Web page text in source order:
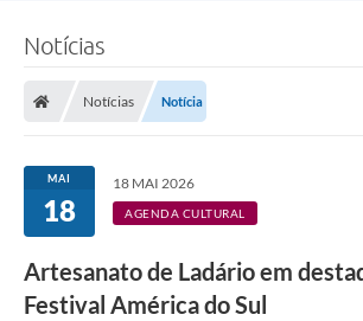
LICITAÇÕES E CONTRATOS
Secretarias
Leis e Decretos
Nossa Cidade
Notícias
Notícias Notícia
MAI
18
18 MAI 2026
AGENDA CULTURAL
Artesanato de Ladário em
Festival América do Sul